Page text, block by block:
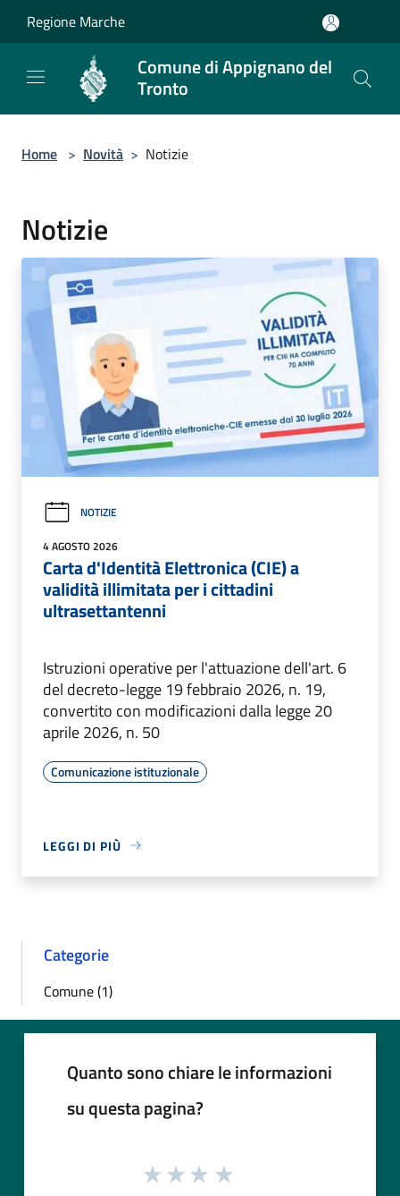
Regione Marche
Comune di Appignano del
Tronto
Home > Novità > Notizie
Notizie
NOTIZIE
4 AGOSTO 2026
Carta d'Identità Elettronica (CIE) a
validità illimitata per i cittadini
ultrasettantenni
Istruzioni operative per l'attuazione dell'art. 6
del decreto-legge 19 febbraio 2026, n. 19,
convertito con modificazioni dalla legge 20
aprile 2026, n. 50
Comunicazione istituzionale
LEGGI DI PIÙ
Categorie
Comune (1)
Quanto sono chiare le informazioni
su questa pagina?